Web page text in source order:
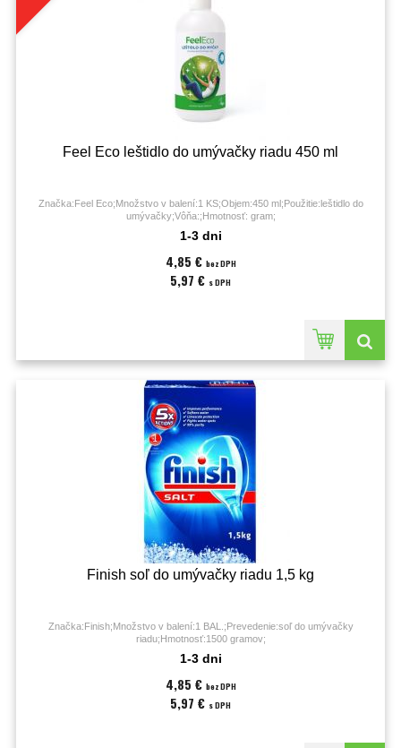
Feel Eco leštidlo do umývačky riadu 450 ml
Značka:Feel Eco;Množstvo v balení:1 KS;Objem:450 ml;Použitie:leštidlo do
umývačky;Vôňa:;Hmotnosť: gram;
1-3 dni
4,85 € bez DPH
5,97 € s DPH
Finish soľ do umývačky riadu 1,5 kg
Značka:Finish;Množstvo v balení:1 BAL.;Prevedenie:soľ do umývačky
riadu;Hmotnosť:1500 gramov;
1-3 dni
4,85 € bez DPH
5,97 € s DPH